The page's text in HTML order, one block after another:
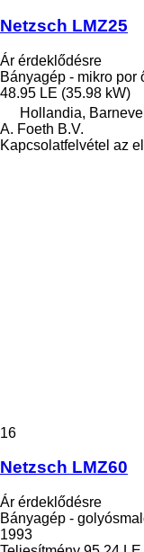
Netzsch LMZ25
Ár érdeklődésre
Bányagép - mikro por
48.95 LE (35.98 kW)
Hollandia,
A. Foeth B.V.
Kapcsolatfelvétel az
16
Netzsch LMZ60
Ár érdeklődésre
Bányagép -
1993